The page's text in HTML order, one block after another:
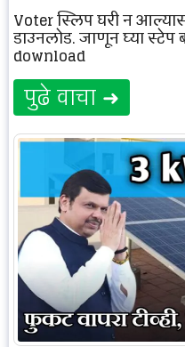
Voter स्लिप घरी न
डाउनलोड, जाणून घ्या स्टेप
download
पुढे वाचा ➜